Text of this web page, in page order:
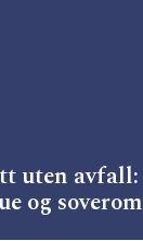
uten avfall:
og soverom